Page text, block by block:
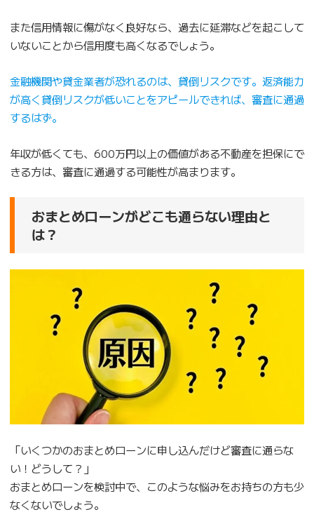
また信用情報に傷がなく良好なら、過去に延滞などを起こして
いないことから信用度も高くなるでしょう。
金融機関や貸金業者が恐れるのは、貸倒リスクです。返済能力
が高く貸倒リスクが低いことをアピールできれば、審査に通過
するはず。
年収が低くても、600万円以上の価値がある不動産を担保にで
きる方は、審査に通過する可能性が高まります。
おまとめローンがどこも通らない理由と
は？
「いくつかのおまとめローンに申し込んだけど審査に通らな
い！どうして？」
おまとめローンを検討中で、このような悩みをお持ちの方も少
なくないでしょう。